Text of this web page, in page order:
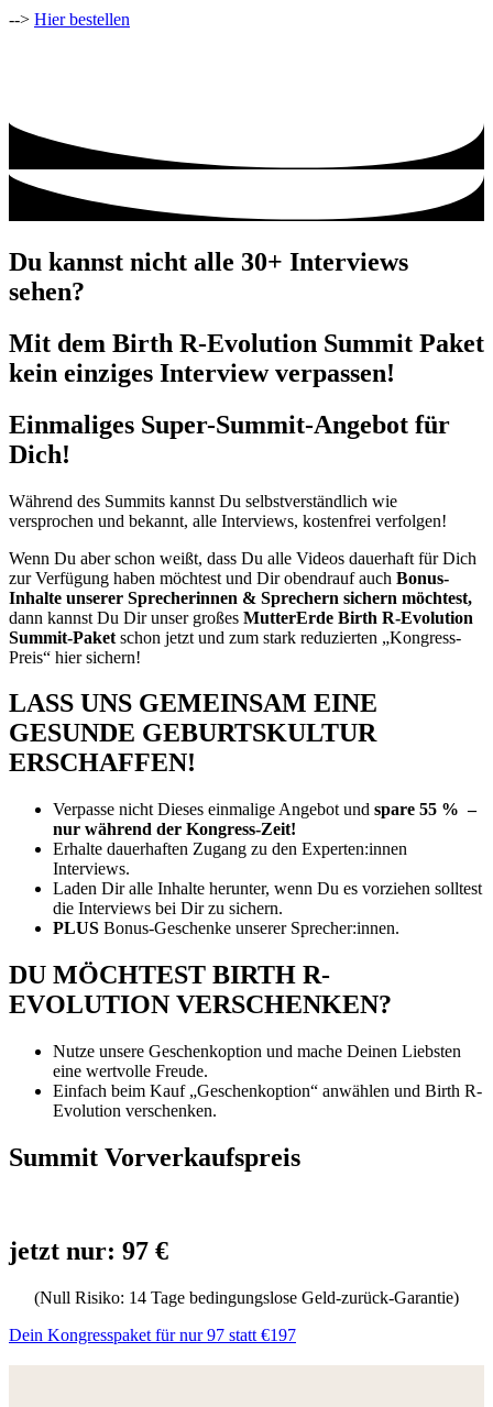
--> Hier bestellen
Du kannst nicht alle 30+ Interviews
sehen?
Mit dem Birth R-Evolution Summit Paket
kein einziges Interview verpassen!
Einmaliges Super-Summit-Angebot für
Dich!
Während des Summits kannst Du selbstverständlich wie
versprochen und bekannt, alle Interviews, kostenfrei verfolgen!
Wenn Du aber schon weißt, dass Du alle Videos dauerhaft für Dich
zur Verfügung haben möchtest und Dir obendrauf auch Bonus-
Inhalte unserer Sprecherinnen & Sprechern sichern möchtest,
dann kannst Du Dir unser großes MutterErde Birth R-Evolution
Summit-Paket schon jetzt und zum stark reduzierten „Kongress-
Preis“ hier sichern!
LASS UNS GEMEINSAM EINE
GESUNDE GEBURTSKULTUR
ERSCHAFFEN!
Verpasse nicht Dieses einmalige Angebot und spare 55 % –
nur während der Kongress-Zeit!
Erhalte dauerhaften Zugang zu den Experten:innen
Interviews.
Laden Dir alle Inhalte herunter, wenn Du es vorziehen solltest
die Interviews bei Dir zu sichern.
PLUS Bonus-Geschenke unserer Sprecher:innen.
DU MÖCHTEST BIRTH R-
EVOLUTION VERSCHENKEN?
Nutze unsere Geschenkoption und mache Deinen Liebsten
eine wertvolle Freude.
Einfach beim Kauf „Geschenkoption“ anwählen und Birth R-
Evolution verschenken.
Summit Vorverkaufspreis
jetzt nur: 97 €
(Null Risiko: 14 Tage bedingungslose Geld-zurück-Garantie)
Dein Kongresspaket für nur 97 statt €197